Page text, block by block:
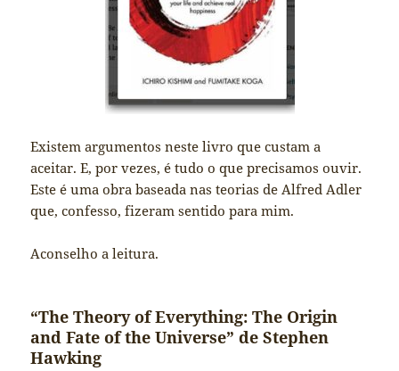
Existem argumentos neste livro que custam a
aceitar. E, por vezes, é tudo o que precisamos ouvir.
Este é uma obra baseada nas teorias de Alfred Adler
que, confesso, fizeram sentido para mim.
Aconselho a leitura.
“The Theory of Everything: The Origin
and Fate of the Universe” de Stephen
Hawking